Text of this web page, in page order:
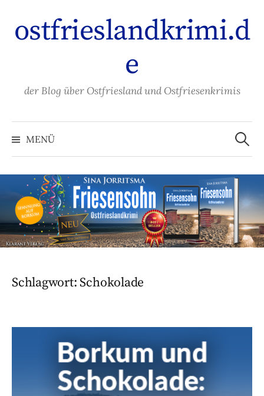
Inhalt
überspringen
ostfrieslandkrimi.d
e
der Blog über Ostfriesland und Ostfriesenkrimis
MENÜ
Suchen
nach:
Schlagwort:Schokolade